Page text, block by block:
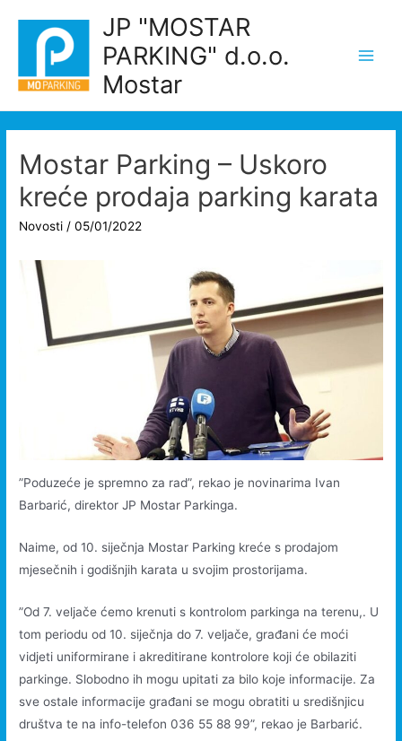
JP "MOSTAR
PARKING" d.o.o.
Mostar
Mostar Parking – Uskoro
kreće prodaja parking karata
Novosti /05/01/2022
”Poduzeće je spremno za rad”, rekao je novinarima Ivan
Barbarić, direktor JP Mostar Parkinga.
Naime, od 10. siječnja Mostar Parking kreće s prodajom
mjesečnih i godišnjih karata u svojim prostorijama.
”Od 7. veljače ćemo krenuti s kontrolom parkinga na terenu,. U
tom periodu od 10. siječnja do 7. veljače, građani će moći
vidjeti uniformirane i akreditirane kontrolore koji će obilaziti
parkinge. Slobodno ih mogu upitati za bilo koje informacije. Za
sve ostale informacije građani se mogu obratiti u središnjicu
društva te na info-telefon 036 55 88 99”, rekao je Barbarić.